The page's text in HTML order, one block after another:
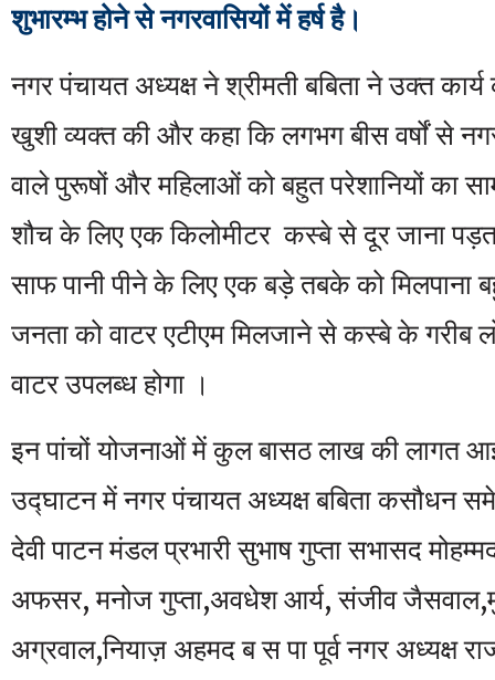
शुभारम्भ होने से नगरवासियों में हर्ष है।
नगर पंचायत अध्यक्ष ने श्रीमती बबिता ने उक्त
खुशी व्यक्त की और कहा कि लगभग बीस वर्षों से
वाले पुरूषों और महिलाओं को बहुत परेशानियों का
शौच के लिए एक किलोमीटर कस्बे से दूर जाना
साफ पानी पीने के लिए एक बड़े तबके को मिलपाना
जनता को वाटर एटीएम मिलजाने से कस्बे के गरीब
वाटर उपलब्ध होगा ।
इन पांचों योजनाओं में कुल बासठ लाख की लागत
उद्घाटन में नगर पंचायत अध्यक्ष बबिता कसौधन
देवी पाटन मंडल प्रभारी सुभाष गुप्ता सभासद
अफसर, मनोज गुप्ता,अवधेश आर्य, संजीव
अग्रवाल,नियाज़ अहमद ब स पा पूर्व नगर अध्यक्ष